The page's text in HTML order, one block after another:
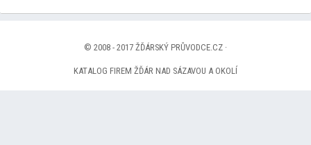
© 2008 - 2017 ŽĎÁRSKÝ PRŮVODCE.CZ ·
KATALOG FIREM ŽĎÁR NAD SÁZAVOU A OKOLÍ